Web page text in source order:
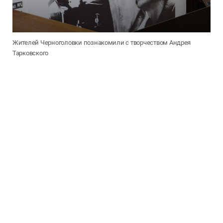
Жителей Черноголовки познакомили с творчеством Андрея
Тарковского